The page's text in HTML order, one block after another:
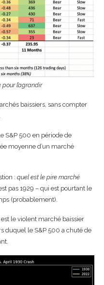
pour l’agrandir
baissiers, sans compter
S&P 500 en période de
moyenne d’un marché
: quel est le pire marché
pas 1929 – qui est pourtant le
(probablement).
le violent marché baissier
duquel le S&P 500 a chuté de